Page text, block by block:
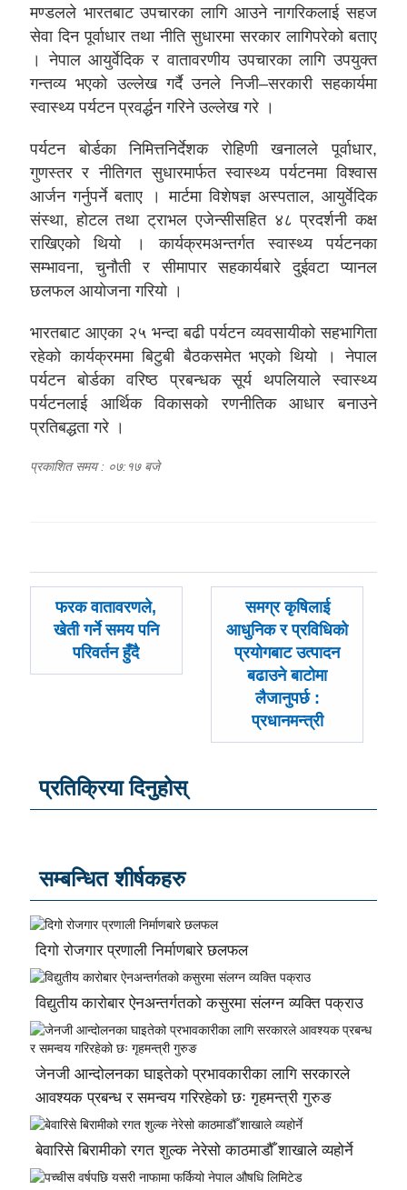
मण्डलले भारतबाट उपचारका लागि आउने नागरिकलाई सहज
सेवा दिन पूर्वाधार तथा नीति सुधारमा सरकार लागिपरेको बताए
। नेपाल आयुर्वेदिक र वातावरणीय उपचारका लागि उपयुक्त
गन्तव्य भएको उल्लेख गर्दै उनले निजी–सरकारी सहकार्यमा
स्वास्थ्य पर्यटन प्रवर्द्धन गरिने उल्लेख गरे ।
पर्यटन बोर्डका निमित्तनिर्देशक रोहिणी खनालले पूर्वाधार,
गुणस्तर र नीतिगत सुधारमार्फत स्वास्थ्य पर्यटनमा विश्वास
आर्जन गर्नुपर्ने बताए । मार्टमा विशेषज्ञ अस्पताल, आयुर्वेदिक
संस्था, होटल तथा ट्राभल एजेन्सीसहित ४८ प्रदर्शनी कक्ष
राखिएको थियो । कार्यक्रमअन्तर्गत स्वास्थ्य पर्यटनका
सम्भावना, चुनौती र सीमापार सहकार्यबारे दुईवटा प्यानल
छलफल आयोजना गरियो ।
भारतबाट आएका २५ भन्दा बढी पर्यटन व्यवसायीको सहभागिता
रहेको कार्यक्रममा बिटुबी बैठकसमेत भएको थियो । नेपाल
पर्यटन बोर्डका वरिष्ठ प्रबन्धक सूर्य थपलियाले स्वास्थ्य
पर्यटनलाई आर्थिक विकासको रणनीतिक आधार बनाउने
प्रतिबद्धता गरे ।
प्रकाशित समय : ०७:१७ बजे
पछिल्लाे
-
फरक वातावरणले,
खेती गर्ने समय पनि
परिवर्तन हुँदै
अघिल्लाे
-
समग्र कृषिलाई
आधुनिक र प्रविधिको
प्रयोगबाट उत्पादन
बढाउने बाटोमा
लैजानुपर्छ :
प्रधानमन्त्री
प्रतिक्रिया दिनुहोस्
सम्बन्धित शीर्षकहरु
दिगो रोजगार प्रणाली निर्माणबारे छलफल
विद्युतीय कारोबार ऐनअन्तर्गतको कसुरमा संलग्न व्यक्ति पक्राउ
जेनजी आन्दोलनका घाइतेको प्रभावकारीका लागि सरकारले
आवश्यक प्रबन्ध र समन्वय गरिरहेको छः गृहमन्त्री गुरुङ
बेवारिसे बिरामीको रगत शुल्क नेरेसो काठमाडौँ शाखाले व्यहोर्ने